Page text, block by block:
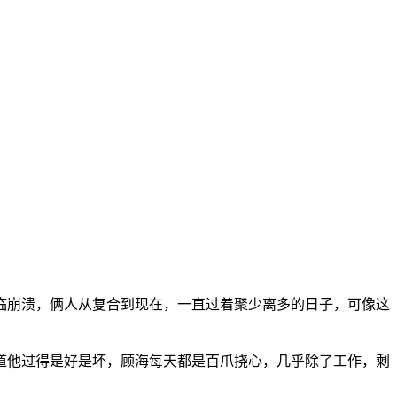
溃，俩人从复合到现在，一直过着聚少离多的日子，可像这
过得是好是坏，顾海每天都是百爪挠心，几乎除了工作，剩